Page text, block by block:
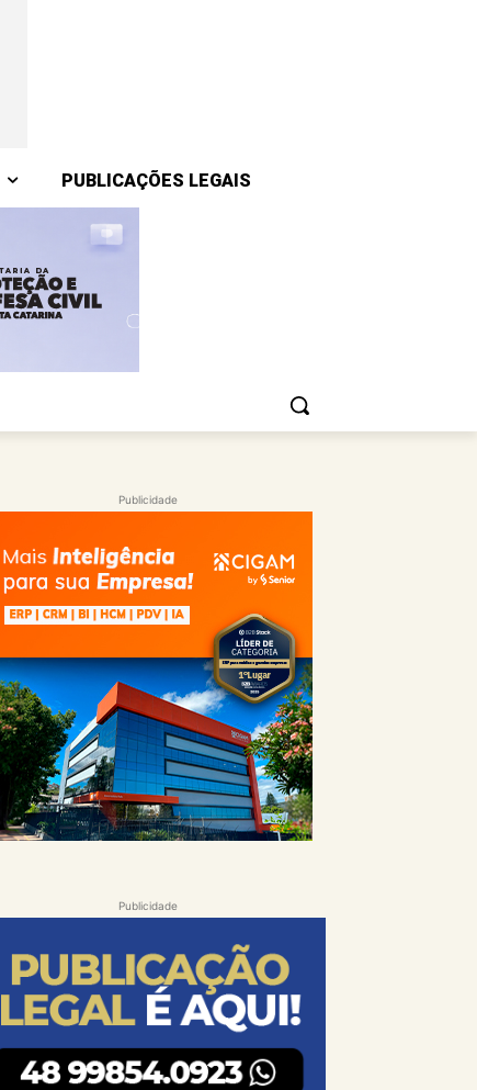
PUBLICAÇÕES LEGAIS
Publicidade
Publicidade